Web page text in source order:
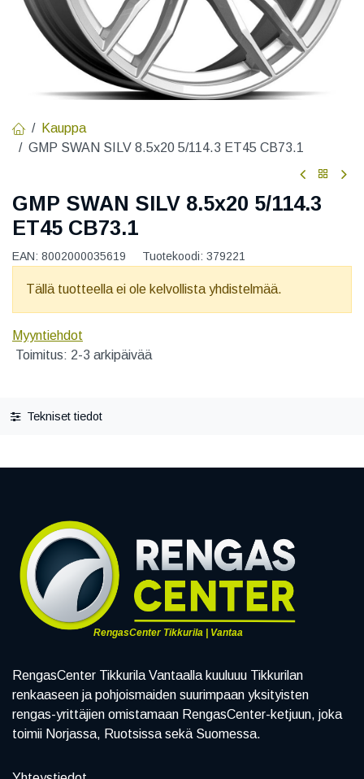
Kauppa
GMP SWAN SILV 8.5x20 5/114.3 ET45 CB73.1
GMP SWAN SILV 8.5x20 5/114.3
ET45 CB73.1
EAN: 8002000035619 Tuotekoodi: 379221
Tällä tuotteella ei ole kelvollista yhdistelmää.
Myyntiehdot
Toimitus: 2-3 arkipäivää
Tekniset tiedot
RengasCenter Tikkurila | Vantaa
RengasCenter Tikkurila Vantaalla kuuluuu Tikkurilan
renkaaseen ja pohjoismaiden suurimpaan yksityisten
rengas-yrittäjien omistamaan RengasCenter-ketjuun, joka
toimii Norjassa, Ruotsissa sekä Suomessa.